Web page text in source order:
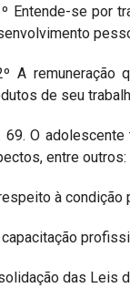
Entende-se por
A remuneração
de seu
69. O
entre outros:
à condição
das Leis